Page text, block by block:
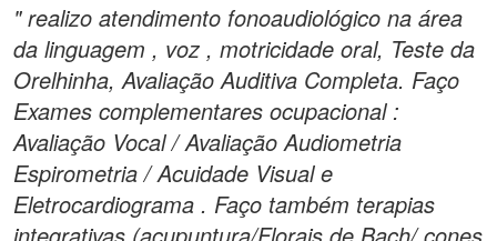
" realizo atendimento fonoaudiológico na área
da linguagem , voz , motricidade oral, Teste da
Orelhinha, Avaliação Auditiva Completa. Faço
Exames complementares ocupacional :
Avaliação Vocal / Avaliação Audiometria
Espirometria / Acuidade Visual e
Eletrocardiograma . Faço também terapias